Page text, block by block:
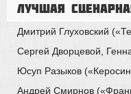
Лучшая
Дмитрий Глуховский
Сергей Дворцевой,
Юсуп Разыков
Андрей Смирнов